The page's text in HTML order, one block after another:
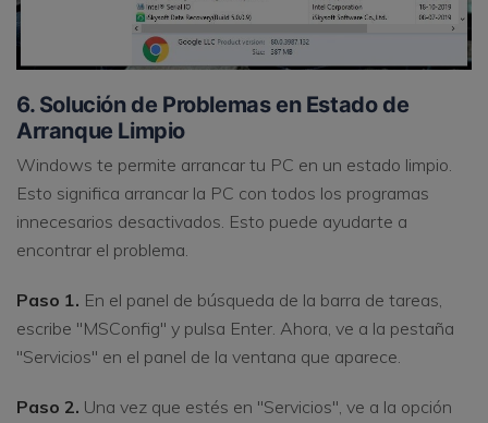
6. Solución de Problemas en Estado de
Arranque Limpio
Windows te permite arrancar tu PC en un estado limpio.
Esto significa arrancar la PC con todos los programas
innecesarios desactivados. Esto puede ayudarte a
encontrar el problema.
Paso 1. En el panel de búsqueda de la barra de tareas,
escribe "MSConfig" y pulsa Enter. Ahora, ve a la pestaña
"Servicios" en el panel de la ventana que aparece.
Paso 2. Una vez que estés en "Servicios", ve a la opción